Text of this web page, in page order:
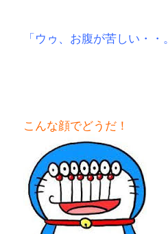
「ウゥ、お腹が苦しい・・。
こんな顔でどうだ！